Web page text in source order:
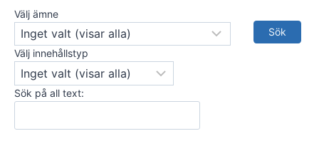
Välj ämne
Välj innehållstyp
Sök på all text: